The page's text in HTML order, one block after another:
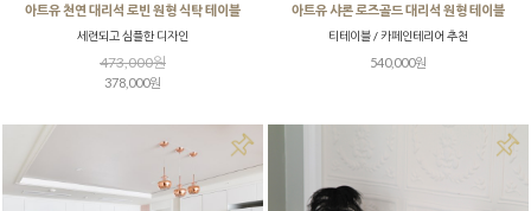
아트유 천연 대리석 로빈 원형 식탁 테이블
세련되고 심플한 디자인
473,000원
378,000원
아트유 샤론 로즈골드 대리석 원형 테이블
티테이블 / 카페인테리어 추천
540,000원